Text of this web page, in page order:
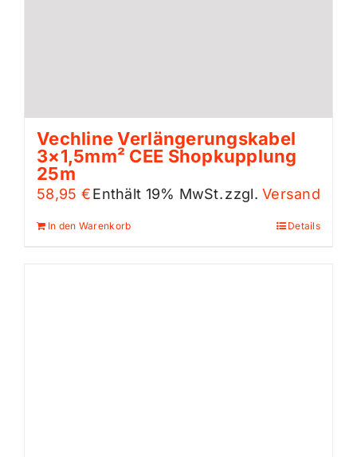
Vechline Verlängerungskabel
3×1,5mm² CEE Shopkupplung
25m
58,95 €Enthält 19% MwSt.zzgl.Versand
In den Warenkorb Details